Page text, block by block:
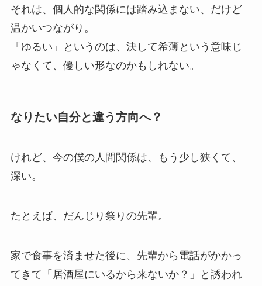
それは、個人的な関係には踏み込まない、だけど
温かいつながり。
「ゆるい」というのは、決して希薄という意味じ
ゃなくて、優しい形なのかもしれない。
なりたい自分と違う方向へ？
けれど、今の僕の人間関係は、もう少し狭くて、
深い。
たとえば、だんじり祭りの先輩。
家で食事を済ませた後に、先輩から電話がかかっ
てきて「居酒屋にいるから来ないか？」と誘われ